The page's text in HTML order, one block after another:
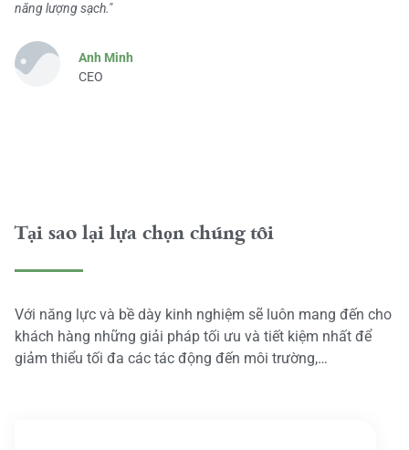
năng lượng sạch."
Anh Minh
CEO
Tại sao lại lựa chọn chúng tôi
Với năng lực và bề dày kinh nghiệm sẽ luôn mang đến cho
khách hàng những giải pháp tối ưu và tiết kiệm nhất để
giảm thiểu tối đa các tác động đến môi trường,…